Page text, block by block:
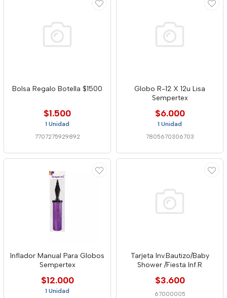
Bolsa Regalo Botella $1500
$1.500
1 Unidad
7707275929892
Globo R-12 X 12u Lisa
Sempertex
$6.000
1 Unidad
7805670306703
Inflador Manual Para Globos
Sempertex
$12.000
1 Unidad
Tarjeta Inv.Bautizo/Baby
Shower /Fiesta Inf.R
$3.600
67000005